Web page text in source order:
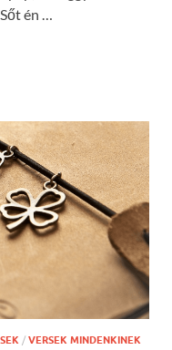
én …
/ VERSEK MINDENKINEK